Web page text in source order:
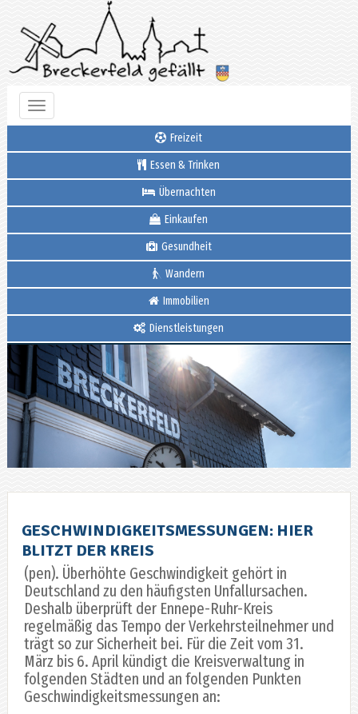
Toggle
navigation
Freizeit
Essen & Trinken
Übernachten
Einkaufen
Gesundheit
Wandern
Immobilien
Dienstleistungen
GESCHWINDIGKEITSMESSUNGEN: HIER
BLITZT DER KREIS
(pen). Überhöhte Geschwindigkeit gehört in
Deutschland zu den häufigsten Unfallursachen.
Deshalb überprüft der Ennepe-Ruhr-Kreis
regelmäßig das Tempo der Verkehrsteilnehmer und
trägt so zur Sicherheit bei. Für die Zeit vom 31.
März bis 6. April kündigt die Kreisverwaltung in
folgenden Städten und an folgenden Punkten
Geschwindigkeitsmessungen an: